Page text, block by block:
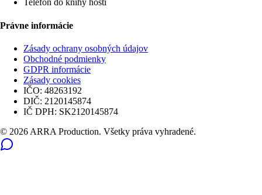
Telefón do knihy hostí
Právne informácie
Zásady ochrany osobných údajov
Obchodné podmienky
GDPR informácie
Zásady cookies
IČO: 48263192
DIČ: 2120145874
IČ DPH: SK2120145874
© 2026 ARRA Production. Všetky práva vyhradené.